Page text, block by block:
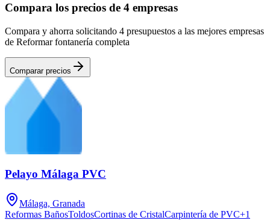
Compara los precios de 4 empresas
Compara y ahorra solicitando 4 presupuestos a las mejores empresas
de Reformar fontanería completa
Comparar precios
Pelayo Málaga PVC
Málaga, Granada
Reformas BañosToldosCortinas de CristalCarpintería de PVC+1